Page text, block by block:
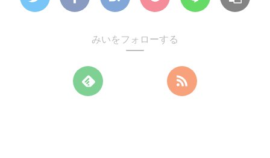
みいをフォローする